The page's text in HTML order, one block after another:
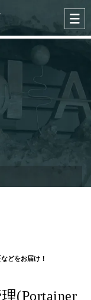
どをお届け！
(Portainer